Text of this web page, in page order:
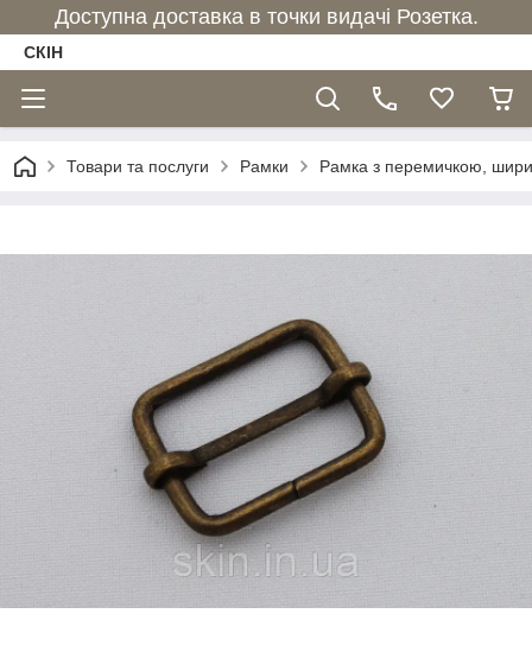
Доступна доставка в точки видачі Розетка.
СКІН
Товари та послуги Рамки Рамка з перемичкою,